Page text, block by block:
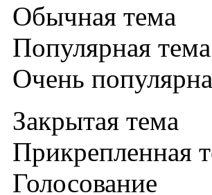
Обычная тема
Популярная
Очень
Закрытая тема
Прикрепленная
Голосование